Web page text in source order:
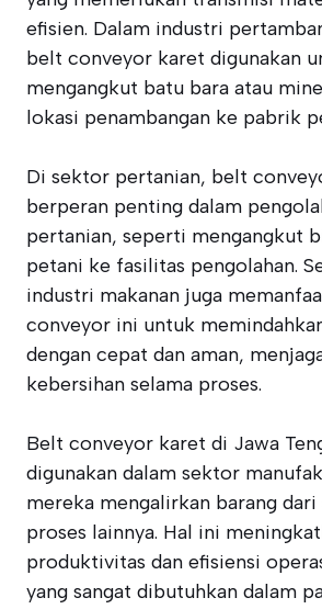
efisien. Dalam industri
belt conveyor karet digunakan
mengangkut batu bara atau
lokasi penambangan ke pabrik
Di sektor pertanian, belt
berperan penting dalam
pertanian, seperti mengangkut
petani ke fasilitas pengolahan.
industri makanan juga
conveyor ini untuk
dengan cepat dan aman,
kebersihan selama proses.
Belt conveyor karet di Jawa
digunakan dalam sektor
mereka mengalirkan barang
proses lainnya. Hal ini
produktivitas dan efisiensi
yang sangat dibutuhkan dalam